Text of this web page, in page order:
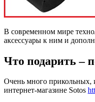
В современном мире
аксессуары к ним и
Что подарить –
Очень много прикольных,
интернет-магазине Sotos